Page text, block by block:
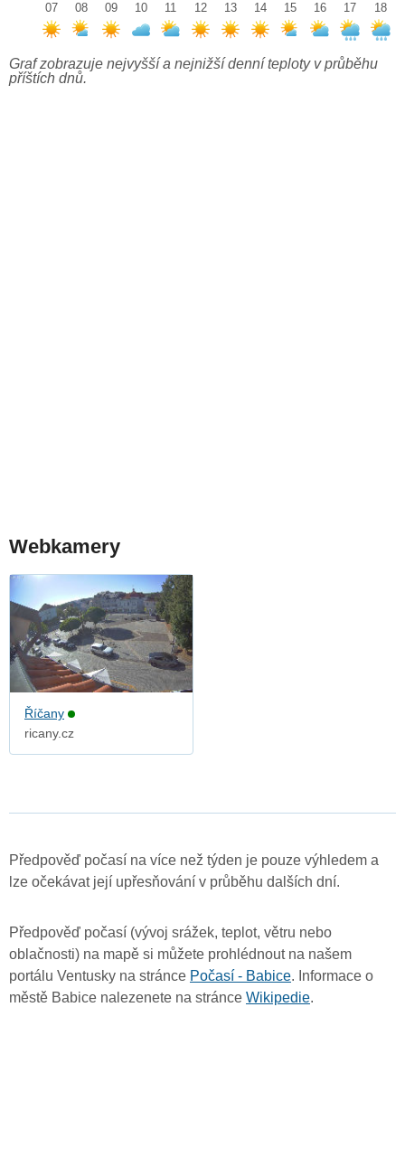
07
08
09
10
11
12
13
14
15
16
17
18
Graf zobrazuje nejvyšší a nejnižší denní teploty v průběhu
příštích dnů.
Webkamery
Říčany
ricany.cz
Předpověď počasí na více než týden je pouze výhledem a
lze očekávat její upřesňování v průběhu dalších dní.
Předpověď počasí (vývoj srážek, teplot, větru nebo
oblačnosti) na mapě si můžete prohlédnout na našem
portálu Ventusky na stránce Počasí - Babice. Informace o
městě Babice nalezenete na stránce Wikipedie.